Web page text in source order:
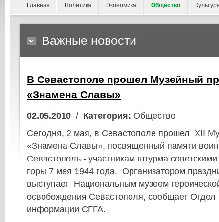
Главная Политика Экономика Общество
Важные новости
В Севастополе прошел Музейный
«Знамена Славы»
02.05.2010 / Категория: Общество
Сегодня, 2 мая, в Севастополе прошел XII
«Знамена Славы», посвященный памяти
Севастополь - участникам штурма
горы 7 мая 1944 года. Организатором
выступает Национальным музеем
освобождения Севастополя, сообщает
информации СГГА.